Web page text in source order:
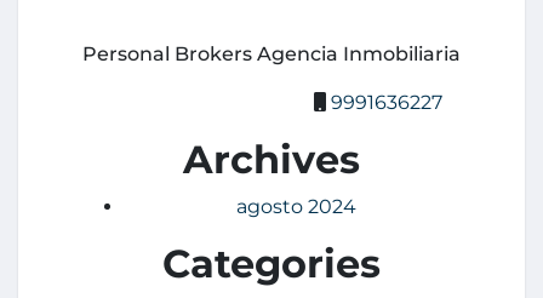
Personal Brokers Agencia Inmobiliaria
9991636227
Archives
agosto 2024
Categories